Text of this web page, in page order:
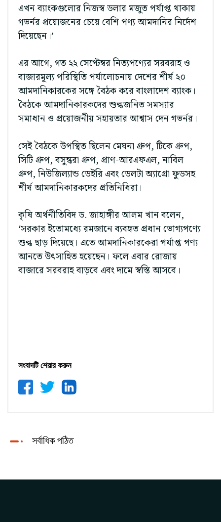
এখন ব্যাংকগুলোর নিজস্ব ডলার মজুত পর্যাপ্ত থাকায়
গভর্নর প্রয়োজনের চেয়ে বেশি পণ্য আমদানির নির্দেশ
দিয়েছেন।’
এর আগে, গত ২২ সেপ্টেম্বর নিত্যপণ্যের সরবরাহ ও
বাজারমূল্য পরিস্থিতি পর্যালোচনায় দেশের শীর্ষ ২০
আমদানিকারকের সঙ্গে বৈঠক করে বাংলাদেশ ব্যাংক।
বৈঠকে আমদানিকারকদের শুল্কজনিত সমস্যার
সমাধান ও প্রয়োজনীয় সহায়তার আশ্বাস দেন গভর্নর।
সেই বৈঠকে উপস্থিত ছিলেন মেঘনা গ্রুপ, টিকে গ্রুপ,
সিটি গ্রুপ, বসুন্ধরা গ্রুপ, প্রাণ-আরএফএল, নাবিল
গ্রুপ, নিউজিল্যান্ড ডেইরি এবং ডেলটা অ্যাগ্রো ফুডসহ
শীর্ষ আমদানিকারকদের প্রতিনিধিরা।
কৃষি অর্থনীতিবিদ ড. জাহাঙ্গীর আলম খান বলেন,
‘সরকার ইতোমধ্যে রমজানে ব্যবহৃত প্রধান ভোগ্যপণ্যে
শুল্ক ছাড় দিয়েছে। এতে আমদানিকারকেরা পর্যাপ্ত পণ্য
আনতে উৎসাহিত হয়েছেন। ফলে এবার রোজায়
বাজারে সরবরাহ বাড়বে এবং দামে স্বস্তি আসবে।
সংবাদটি শেয়ার করুন
সর্বাধিক পঠিত